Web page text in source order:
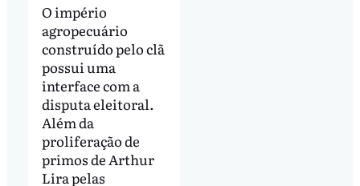
O império
agropecuário
construído pelo clã
possui uma
interface com a
disputa eleitoral.
Além da
proliferação de
primos de Arthur
Lira pelas